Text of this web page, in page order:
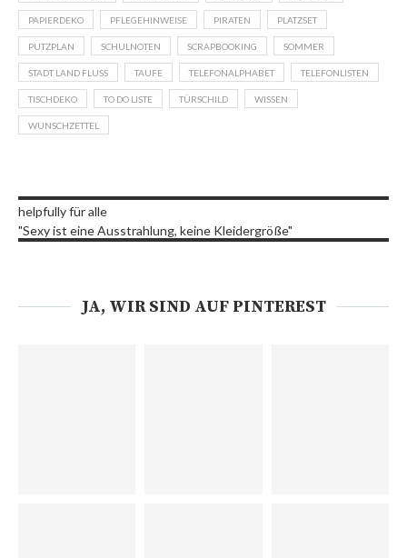
PAPIERDEKO PFLEGEHINWEISE PIRATEN PLATZSET
PUTZPLAN SCHULNOTEN SCRAPBOOKING SOMMER
STADT LAND FLUSS TAUFE TELEFONALPHABET TELEFONLISTEN
TISCHDEKO TO DO LISTE TÜRSCHILD WISSEN
WUNSCHZETTEL
helpfully für alle
"Sexy ist eine Ausstrahlung, keine Kleidergröße"
JA, WIR SIND AUF PINTEREST